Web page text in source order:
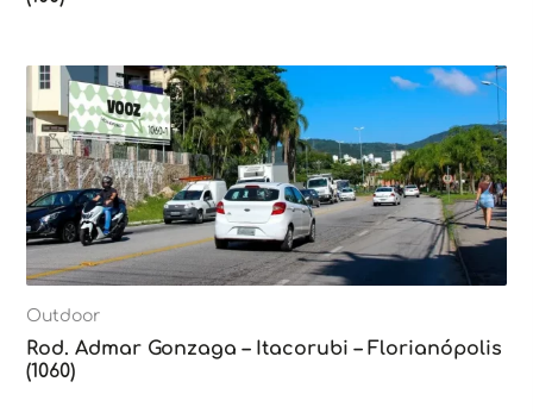
Outdoor
Rod. Admar Gonzaga – Itacorubi – Florianópolis
(1060)